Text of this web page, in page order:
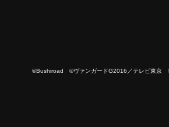
©Bushiroad ©ヴァンガードG2016／テレビ東京